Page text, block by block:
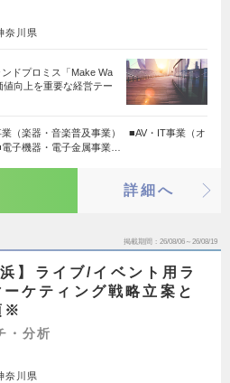
奈川県
ンドプロミス「Make Wa
向上を重要な経営テー
業（楽器・音楽普及事業） ■AV・IT事業（オ
子機器・電子金属事業…
詳細へ
掲載期間 26/08/06～26/08/19
】ライブ/イベント用ラ
ケティング戦略立案と
※
・分析
奈川県